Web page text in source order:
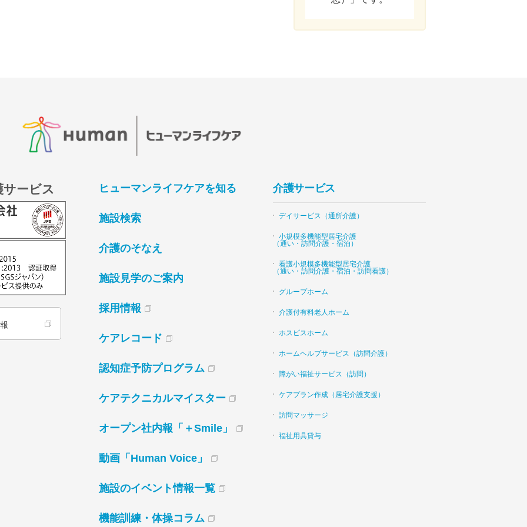
ービス ヒューマンライフケアを知る
施設検索
介護のそなえ
施設見学のご案内
採用情報
ケアレコード
認知症予防プログラム
ケアテクニカルマイスター
オープン社内報「＋Smile」
動画「Human Voice」
施設のイベント情報一覧
機能訓練・体操コラム
介護サービス
デイサービス（通所介護）
小規模多機能型居宅介護
（通い・訪問介護・宿泊）
看護小規模多機能型居宅介護
（通い・訪問介護・宿泊・訪問看護）
グループホーム
介護付有料老人ホーム
ホスピスホーム
ホームヘルプサービス（訪問介護）
障がい福祉サービス（訪問）
ケアプラン作成（居宅介護支援）
訪問マッサージ
福祉用具貸与